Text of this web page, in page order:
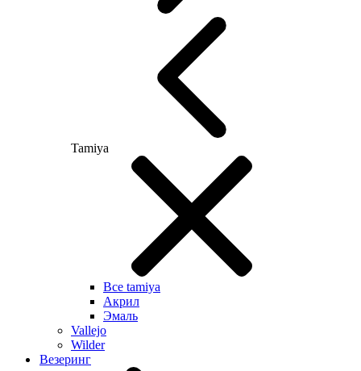
Tamiya
Все tamiya
Акрил
Эмаль
Vallejo
Wilder
Везеринг